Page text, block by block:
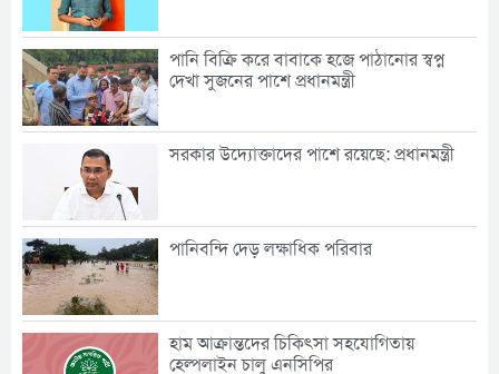
পানি বিক্রি করে বাবাকে হজে পাঠানোর স্বপ্ন
দেখা সুজনের পাশে প্রধানমন্ত্রী
সরকার উদ্যোক্তাদের পাশে রয়েছে: প্রধানমন্ত্রী
পানিবন্দি দেড় লক্ষাধিক পরিবার
হাম আক্রান্তদের চিকিৎসা সহযোগিতায়
হেল্পলাইন চালু এনসিপির